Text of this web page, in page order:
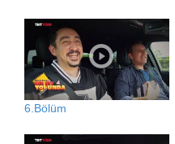
6.Bölüm